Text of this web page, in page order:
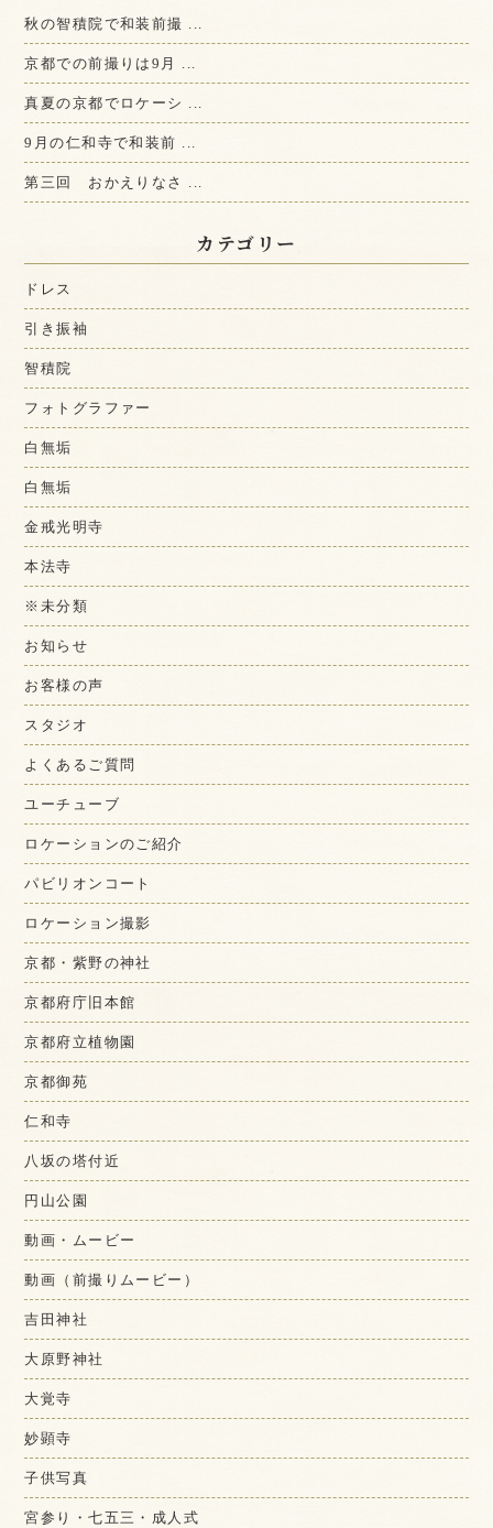
秋の智積院で和装前撮 ...
京都での前撮りは9月 ...
真夏の京都でロケーシ ...
9月の仁和寺で和装前 ...
第三回 おかえりなさ ...
カテゴリー
ドレス
引き振袖
智積院
フォトグラファー
白無垢
白無垢
金戒光明寺
本法寺
※未分類
お知らせ
お客様の声
スタジオ
よくあるご質問
ユーチューブ
ロケーションのご紹介
パビリオンコート
ロケーション撮影
京都・紫野の神社
京都府庁旧本館
京都府立植物園
京都御苑
仁和寺
八坂の塔付近
円山公園
動画・ムービー
動画（前撮りムービー）
吉田神社
大原野神社
大覚寺
妙顕寺
子供写真
宮参り・七五三・成人式